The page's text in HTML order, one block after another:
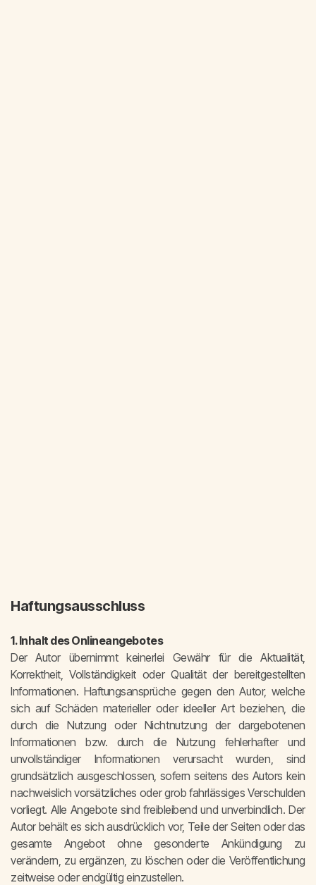
Haftungsausschluss
1. Inhalt des Onlineangebotes
Der Autor übernimmt keinerlei Gewähr für die Aktualität,
Korrektheit, Vollständigkeit oder Qualität der bereitgestellten
Informationen. Haftungsansprüche gegen den Autor, welche
sich auf Schäden materieller oder ideeller Art beziehen, die
durch die Nutzung oder Nichtnutzung der dargebotenen
Informationen bzw. durch die Nutzung fehlerhafter und
unvollständiger Informationen verursacht wurden, sind
grundsätzlich ausgeschlossen, sofern seitens des Autors kein
nachweislich vorsätzliches oder grob fahrlässiges Verschulden
vorliegt. Alle Angebote sind freibleibend und unverbindlich. Der
Autor behält es sich ausdrücklich vor, Teile der Seiten oder das
gesamte Angebot ohne gesonderte Ankündigung zu
verändern, zu ergänzen, zu löschen oder die Veröffentlichung
zeitweise oder endgültig einzustellen.